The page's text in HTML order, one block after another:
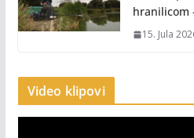
hranilicom
15. Jula
Video klipovi